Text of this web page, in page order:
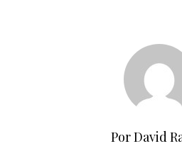
Por David